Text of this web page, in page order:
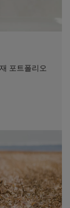
포트폴리오